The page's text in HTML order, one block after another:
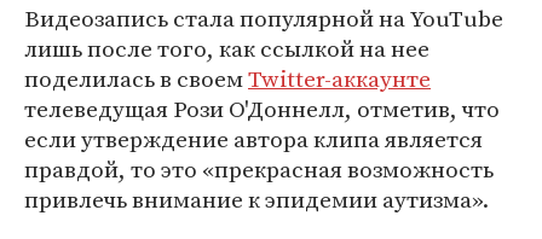
Видеозапись стала популярной на YouTube
лишь после того, как ссылкой на нее
поделилась в своемTwitter-аккаунте
телеведущая Рози О'Доннелл, отметив, что
если утверждение автора клипа является
правдой, то это «прекрасная возможность
привлечь внимание к эпидемии аутизма».